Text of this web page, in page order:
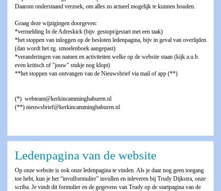
Daarom onderstaand verzoek, om alles zo actueel mogelijk te kunnen houden.
Graag deze wijzigingen doorgeven:
*vermelding In de Adreskick (bijv. gestopt/gestart met een taak)
*het stoppen van inloggen op de besloten ledenpagina, bijv in geval van overlijden
(dan wordt het zg. smoelenboek aangepast)
*veranderingen van namen en activiteiten welke op de website staan (kijk a.u.b.
even kritisch of "jouw" stukje nog klopt)
**het stoppen van ontvangen van de Nieuwsbrief via mail of app (**)
(*) webteam@kerkincamminghaburen.nl
(**) nieuwsbrief@kerkincamminghaburen.nl
Ledenpagina van de website
Op onze website is ook onze ledenpagina te vinden. Als je daar nog geen toegang
toe hebt, kun je het “invulformulier” invullen en inleveren bij Trudy Dijkstra, onze
scriba. Je vindt dit formulier en de gegevens van Trudy op de startpagina van de